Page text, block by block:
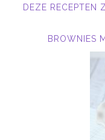
DEZE RECEPTEN
BROWNIES